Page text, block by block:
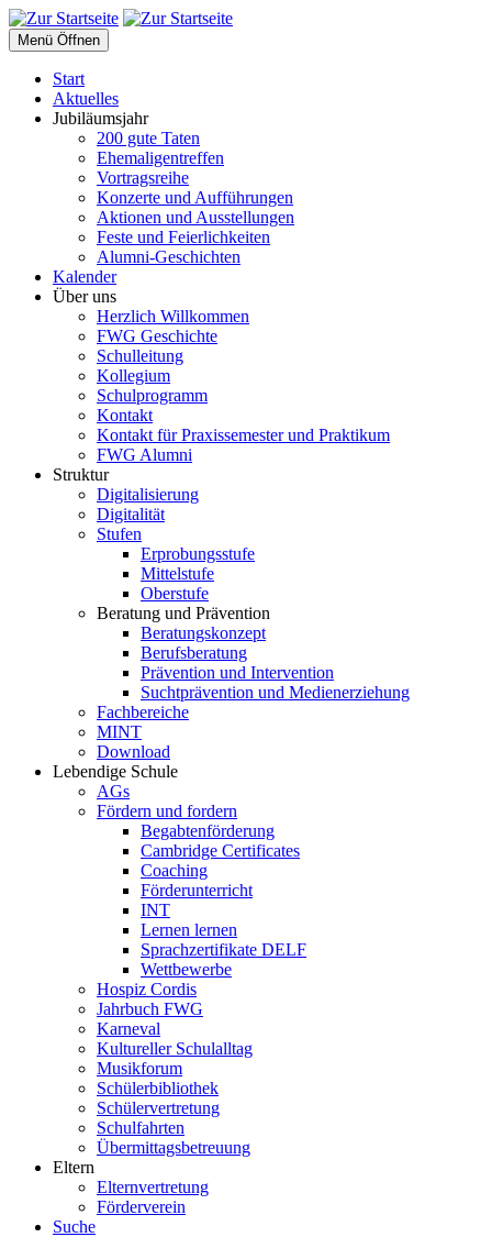
Menü Öffnen
Start
Aktuelles
Jubiläumsjahr
200 gute Taten
Ehemaligentreffen
Vortragsreihe
Konzerte und Aufführungen
Aktionen und Ausstellungen
Feste und Feierlichkeiten
Alumni-Geschichten
Kalender
Über uns
Herzlich Willkommen
FWG Geschichte
Schulleitung
Kollegium
Schulprogramm
Kontakt
Kontakt für Praxissemester und Praktikum
FWG Alumni
Struktur
Digitalisierung
Digitalität
Stufen
Erprobungsstufe
Mittelstufe
Oberstufe
Beratung und Prävention
Beratungskonzept
Berufsberatung
Prävention und Intervention
Suchtprävention und Medienerziehung
Fachbereiche
MINT
Download
Lebendige Schule
AGs
Fördern und fordern
Begabtenförderung
Cambridge Certificates
Coaching
Förderunterricht
INT
Lernen lernen
Sprachzertifikate DELF
Wettbewerbe
Hospiz Cordis
Jahrbuch FWG
Karneval
Kultureller Schulalltag
Musikforum
Schülerbibliothek
Schülervertretung
Schulfahrten
Übermittagsbetreuung
Eltern
Elternvertretung
Förderverein
Suche